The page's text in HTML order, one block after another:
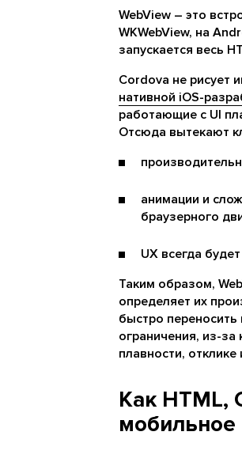
WebView – это
WKWebView, на
запускается весь
Cordova не рисует
нативной iOS-
работающие с UI
Отсюда вытекают
анимации и
браузерного
UX всегда
Таким образом,
определяет их
быстро
ограничения, из-
плавности,
Как HTML,
мобильное